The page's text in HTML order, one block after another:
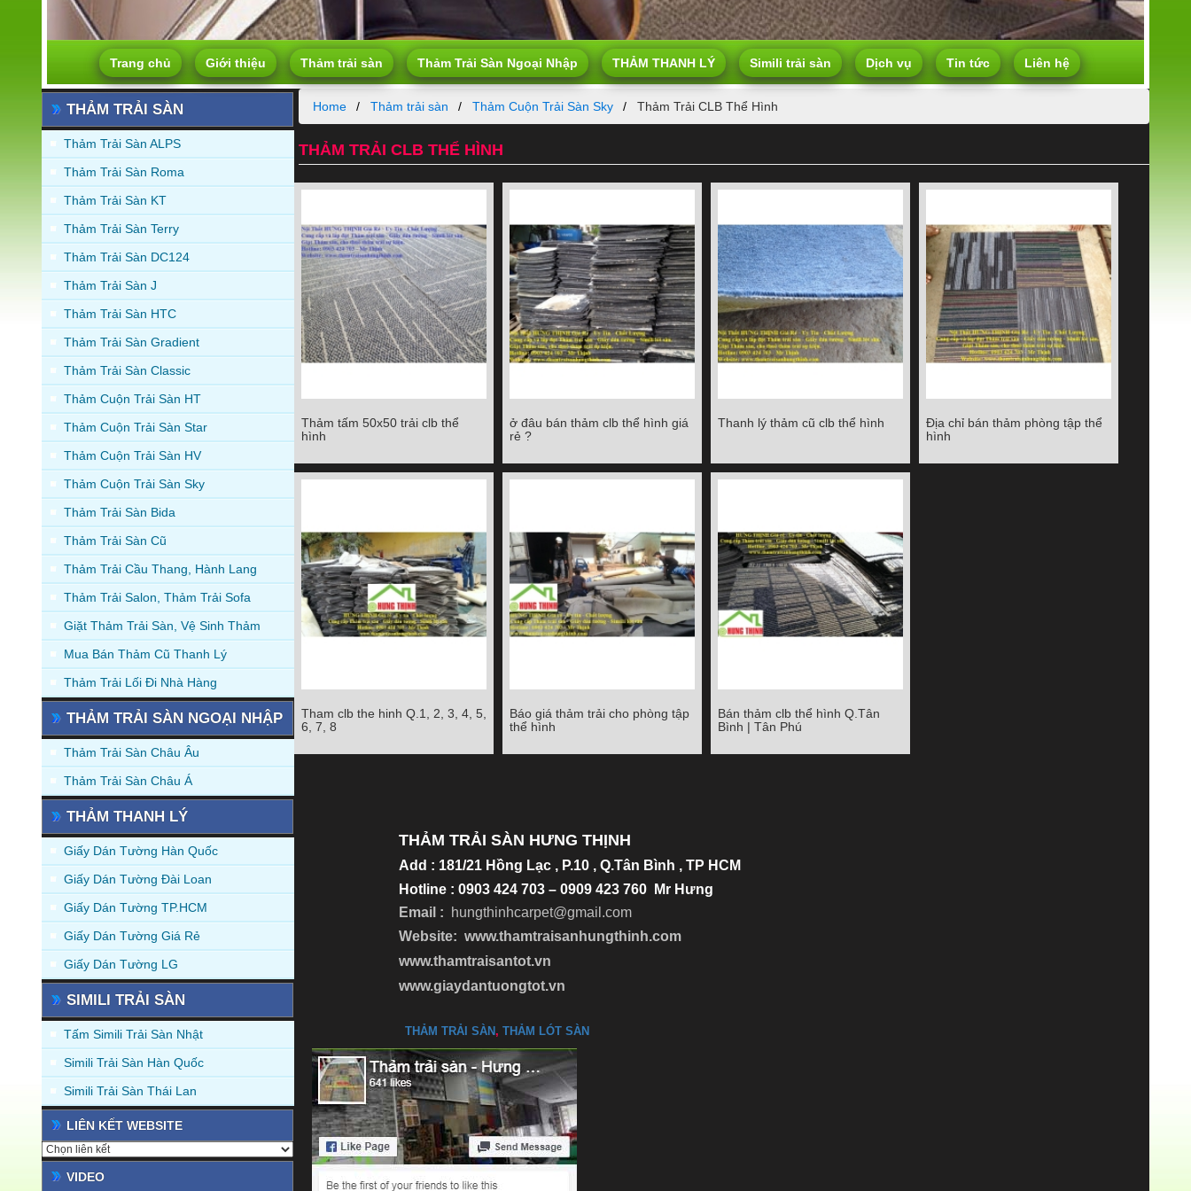
Trang chủ Giới thiệu Thảm trải sàn Thảm Trải Sàn Ngoại Nhập THẢM THANH LÝ Simili trải sàn Dịch vụ Tin tức Liên hệ
THẢM TRẢI SÀN
Thảm Trải Sàn ALPS
Thảm Trải Sàn Roma
Thảm Trải Sàn KT
Thảm Trải Sàn Terry
Thảm Trải Sàn DC124
Thảm Trải Sàn J
Thảm Trải Sàn HTC
Thảm Trải Sàn Gradient
Thảm Trải Sàn Classic
Thảm Cuộn Trải Sàn HT
Thảm Cuộn Trải Sàn Star
Thảm Cuộn Trải Sàn HV
Thảm Cuộn Trải Sàn Sky
Thảm Trải Sàn Bida
Thảm Trải Sàn Cũ
Thảm Trải Cầu Thang, Hành Lang
Thảm Trải Salon, Thảm Trải Sofa
Giặt Thảm Trải Sàn, Vệ Sinh Thảm
Mua Bán Thảm Cũ Thanh Lý
Thảm Trải Lối Đi Nhà Hàng
THẢM TRẢI SÀN NGOẠI NHẬP
Thảm Trải Sàn Châu Âu
Thảm Trải Sàn Châu Á
THẢM THANH LÝ
Giấy Dán Tường Hàn Quốc
Giấy Dán Tường Đài Loan
Giấy Dán Tường TP.HCM
Giấy Dán Tường Giá Rẻ
Giấy Dán Tường LG
SIMILI TRẢI SÀN
Tấm Simili Trải Sàn Nhật
Simili Trải Sàn Hàn Quốc
Simili Trải Sàn Thái Lan
LIÊN KẾT WEBSITE
VIDEO
Home Thảm trải sàn Thảm Cuộn Trải Sàn Sky Thảm Trải CLB Thể Hình
THẢM TRẢI CLB THỂ HÌNH
Thảm tấm 50x50 trải clb thể hình
Thảm tấm 50x50 trải clb thể
hình
ở đâu bán thảm clb thể hình giá
Chi tiết
ở đâu bán thảm clb thể hình giá
rẻ ?
Thanh lý thảm cũ clb thể hình
Thanh lý thảm cũ clb thể hình
Địa chỉ bán thảm phòng tập thể
Địa chỉ bán thảm phòng tập thể
hình
Tham clb the hinh Q.1, 2, 3, 4, 5,
Tham clb the hinh Q.1, 2, 3, 4, 5,
6, 7, 8
Báo giá thảm trải cho phòng tập
Báo giá thảm trải cho phòng tập
thể hình
Bán thảm clb thể hình Q.Tân Bình
Bán thảm clb thể hình Q.Tân
Bình | Tân Phú
THẢM TRẢI SÀN HƯNG THỊNH
Add : 181/21 Hồng Lạc , P.10 , Q.Tân Bình , TP HCM
Hotline : 0903 424 703 – 0909 423 760 Mr Hưng
Email :
hungthinhcarpet@gmail.com
Website: www.thamtraisanhungthinh.com
www.thamtraisantot.vn
www.giaydantuongtot.vn
THẢM TRẢI SÀN, THẢM LÓT SÀN